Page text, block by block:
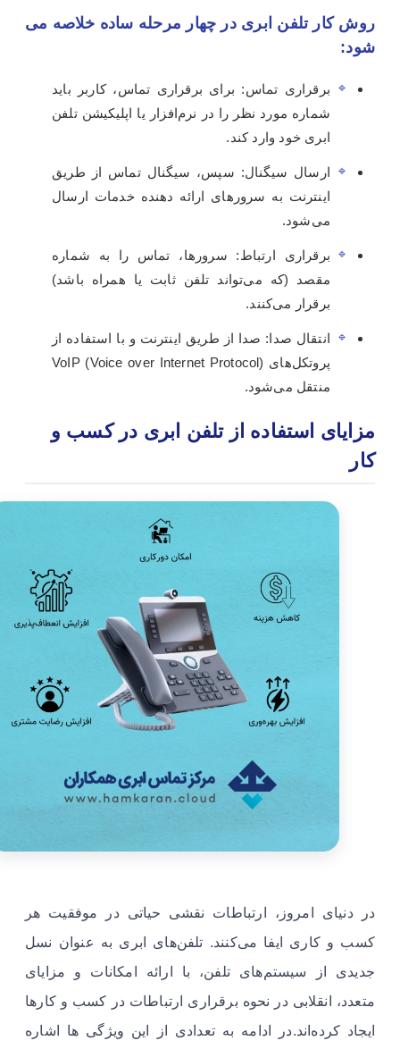
روش کار تلفن ابری در چهار مرحله ساده خلاصه می
شود:
برقراری تماس: برای برقراری تماس، کاربر باید
شماره مورد نظر را در نرم‌افزار یا اپلیکیشن تلفن
ابری خود وارد کند.
ارسال سیگنال: سپس، سیگنال تماس از طریق
اینترنت به سرورهای ارائه دهنده خدمات ارسال
می‌شود.
برقراری ارتباط: سرورها، تماس را به شماره
مقصد (که می‌تواند تلفن ثابت یا همراه باشد)
برقرار می‌کنند.
انتقال صدا: صدا از طریق اینترنت و با استفاده از
پروتکل‌های VoIP (Voice over Internet Protocol)
منتقل می‌شود.
مزایای استفاده از تلفن ابری در کسب و
کار
در دنیای امروز، ارتباطات نقشی حیاتی در موفقیت هر
کسب و کاری ایفا می‌کنند. تلفن‌های ابری به عنوان نسل
جدیدی از سیستم‌های تلفن، با ارائه امکانات و مزایای
متعدد، انقلابی در نحوه برقراری ارتباطات در کسب و کارها
ایجاد کرده‌اند.در ادامه به تعدادی از این ویژگی ها اشاره